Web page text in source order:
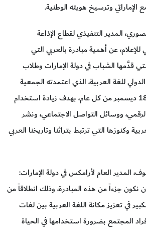
الإماراتي وترسيخ هويته الوطنية.
المدير التنفيذي لقطاع الإذاعة
عن أهمية مبادرة بالعربي التي
قدَّمها الشباب في دولة الإمارات وطلاب
للغة العربية، الذي اعتمدته الجمعية
العامة للأمم المتحدة في 18 ديسمبر من كل عام، بهدف زيادة استخدام
الرقمي، ووسائل التواصل الاجتماعي، ونشر
وكنوزها التي ترتبط بتراثنا وتاريخنا العربي
المدير العام لأرامكس في دولة الإمارات:
جزءاً من هذه المبادرة، وذلك انطلاقاً من
في تعزيز مكانة اللغة العربية بين لغات
المجتمع بضرورة استخدامها في الحياة